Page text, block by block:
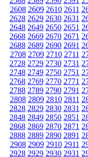
2608 2609 2610 2611
2628 2629 2630 2631
2648 2649 2650 2651
2668 2669 2670 2671
2688 2689 2690 2691
2708 2709 2710 2711
2728 2729 2730 2731
2748 2749 2750 2751
2768 2769 2770 2771
2788 2789 2790 2791
2808 2809 2810 2811
2828 2829 2830 2831
2848 2849 2850 2851
2868 2869 2870 2871
2888 2889 2890 2891
2908 2909 2910 2911
2928 2929 2930 2931